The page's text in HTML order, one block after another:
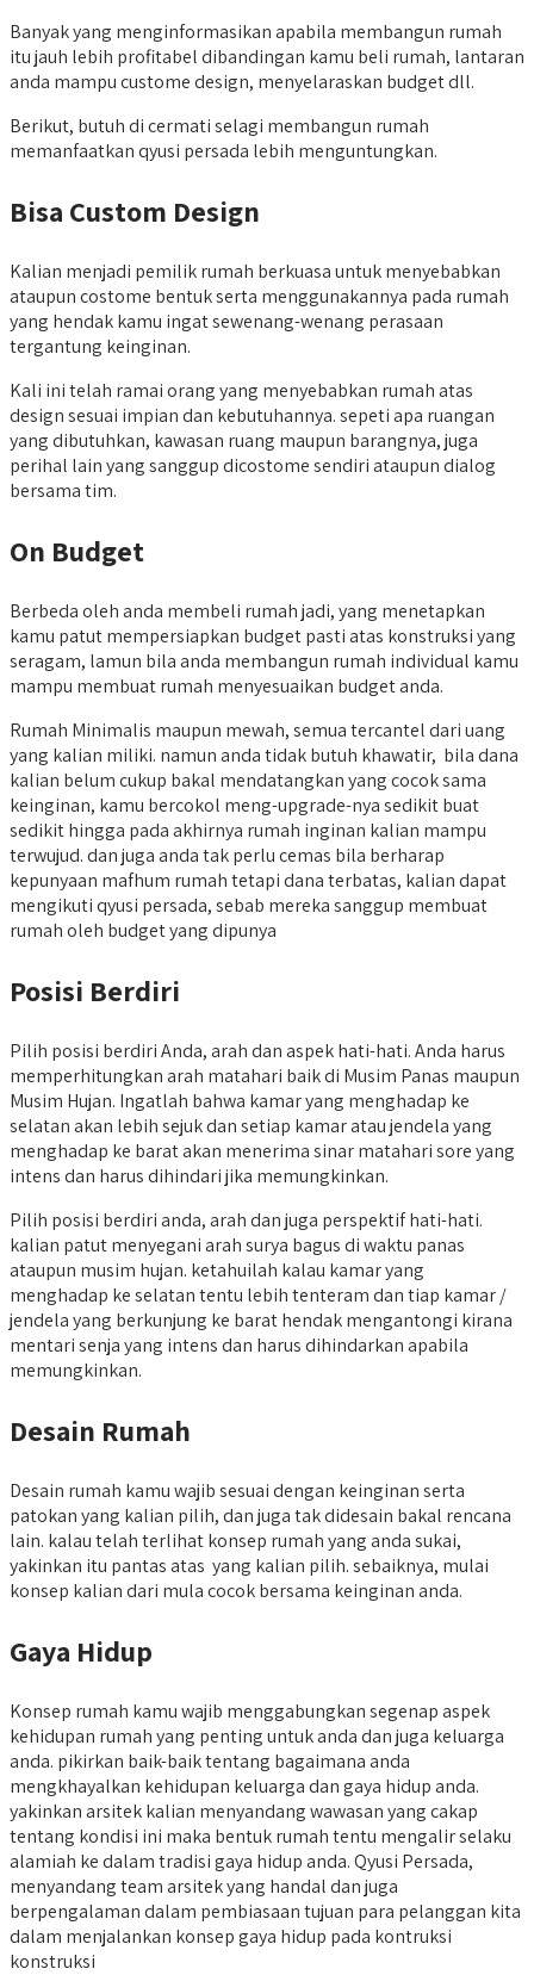
Banyak yang menginformasikan apabila membangun rumah
itu jauh lebih profitabel dibandingan kamu beli rumah, lantaran
anda mampu custome design, menyelaraskan budget dll.
Berikut, butuh di cermati selagi membangun rumah
memanfaatkan qyusi persada lebih menguntungkan.
Bisa Custom Design
Kalian menjadi pemilik rumah berkuasa untuk menyebabkan
ataupun costome bentuk serta menggunakannya pada rumah
yang hendak kamu ingat sewenang-wenang perasaan
tergantung keinginan.
Kali ini telah ramai orang yang menyebabkan rumah atas
design sesuai impian dan kebutuhannya. sepeti apa ruangan
yang dibutuhkan, kawasan ruang maupun barangnya, juga
perihal lain yang sanggup dicostome sendiri ataupun dialog
bersama tim.
On Budget
Berbeda oleh anda membeli rumah jadi, yang menetapkan
kamu patut mempersiapkan budget pasti atas konstruksi yang
seragam, lamun bila anda membangun rumah individual kamu
mampu membuat rumah menyesuaikan budget anda.
Rumah Minimalis maupun mewah, semua tercantel dari uang
yang kalian miliki. namun anda tidak butuh khawatir, bila dana
kalian belum cukup bakal mendatangkan yang cocok sama
keinginan, kamu bercokol meng-upgrade-nya sedikit buat
sedikit hingga pada akhirnya rumah inginan kalian mampu
terwujud. dan juga anda tak perlu cemas bila berharap
kepunyaan mafhum rumah tetapi dana terbatas, kalian dapat
mengikuti qyusi persada, sebab mereka sanggup membuat
rumah oleh budget yang dipunya
Posisi Berdiri
Pilih posisi berdiri Anda, arah dan aspek hati-hati. Anda harus
memperhitungkan arah matahari baik di Musim Panas maupun
Musim Hujan. Ingatlah bahwa kamar yang menghadap ke
selatan akan lebih sejuk dan setiap kamar atau jendela yang
menghadap ke barat akan menerima sinar matahari sore yang
intens dan harus dihindari jika memungkinkan.
Pilih posisi berdiri anda, arah dan juga perspektif hati-hati.
kalian patut menyegani arah surya bagus di waktu panas
ataupun musim hujan. ketahuilah kalau kamar yang
menghadap ke selatan tentu lebih tenteram dan tiap kamar /
jendela yang berkunjung ke barat hendak mengantongi kirana
mentari senja yang intens dan harus dihindarkan apabila
memungkinkan.
Desain Rumah
Desain rumah kamu wajib sesuai dengan keinginan serta
patokan yang kalian pilih, dan juga tak didesain bakal rencana
lain. kalau telah terlihat konsep rumah yang anda sukai,
yakinkan itu pantas atas yang kalian pilih. sebaiknya, mulai
konsep kalian dari mula cocok bersama keinginan anda.
Gaya Hidup
Konsep rumah kamu wajib menggabungkan segenap aspek
kehidupan rumah yang penting untuk anda dan juga keluarga
anda. pikirkan baik-baik tentang bagaimana anda
mengkhayalkan kehidupan keluarga dan gaya hidup anda.
yakinkan arsitek kalian menyandang wawasan yang cakap
tentang kondisi ini maka bentuk rumah tentu mengalir selaku
alamiah ke dalam tradisi gaya hidup anda. Qyusi Persada,
menyandang team arsitek yang handal dan juga
berpengalaman dalam pembiasaan tujuan para pelanggan kita
dalam menjalankan konsep gaya hidup pada kontruksi
konstruksi